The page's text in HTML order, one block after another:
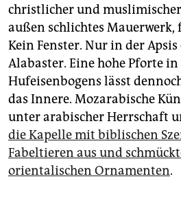
christlicher und
außen schlichtes Mauerwerk,
Kein Fenster. Nur in der
Alabaster. Eine hohe Pforte
Hufeisenbogens lässt
das Innere. Mozarabische
unter arabischer Herrschaft
die Kapelle mit biblischen
Fabeltieren aus und
orientalischen Ornamenten.